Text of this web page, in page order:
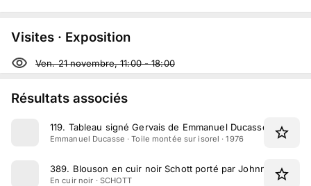
Visites · Exposition
Ven. 21 novembre, 11:00-18:00
Résultats associés
119. Tableau signé Gervais de Emmanuel Ducasse, acheté
Emmanuel Ducasse · Toile montée sur isorel · 1976
389. Blouson en cuir noir Schott porté par Johnny
En cuir noir · SCHOTT